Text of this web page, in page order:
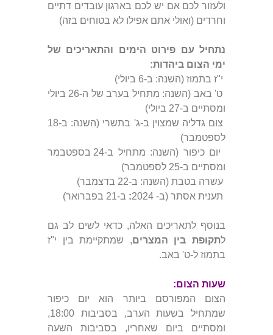
ולעזור לכם אם יש לכם בארגון עובדים דתיים
וחרדים (ואולי אתם אפילו לא בטוחים בזה)
נתחיל עם פירוט הימים והתאריכים של
ימי הצום ביהדות:
י"ז בתמוז (השנה: ב-6 ביולי)
ט' באב (השנה: מתחיל בערב של ה-26 ביולי
ומסתיים ב-27 ביולי)
צום גדליה שמצוין ב-ג' בתשרי (השנה: ב-18
לספטמבר)
יום כיפור (השנה: מתחיל ב-24 בספטבמר
ומסתיים ב-25 לספטמבר)
עשרה בטבת (השנה: ב-22 בדצמבר)
תענית אסתר (ב- 2024
: ב-21 בפברואר)
בנוסף לתאריכים האלה, כדאי לשים לב גם
לתקופת בין המצרים, שמתקיימת בין י"ז
בתמוז ל-ט' באב.
שעות הצום:
הצום המפורסם ביותר הוא יום כיפור
שמתחיל בשעות הערב, בסביבות 18:00,
ומסתיים ביום שאחריו, בסביבות השעה